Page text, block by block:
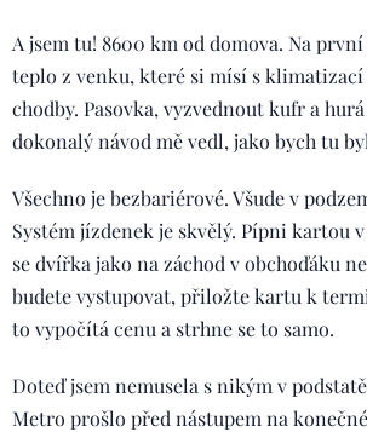
A jsem tu! 8600 km od domova. Na
teplo z venku, které si mísí s
chodby. Pasovka, vyzvednout kufr a
dokonalý návod mě vedl, jako bych tu
Všechno je bezbariérové. Všude v
Systém jízdenek je skvělý. Pípni kartou
se dvířka jako na záchod v obchoďáku
budete vystupovat, přiložte kartu k
to vypočítá cenu a strhne se to samo.
Doteď jsem nemusela s nikým v
Metro prošlo před nástupem na